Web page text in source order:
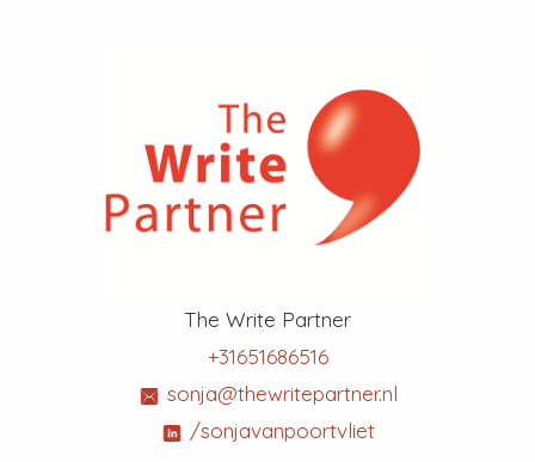
The Write Partner
+31651686516
sonja@thewritepartner.nl
/sonjavanpoortvliet